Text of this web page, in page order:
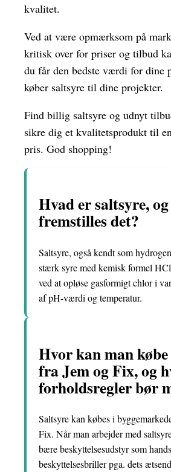
kvalitet.
Ved at være opmærksom på
kritisk over for priser og tilbud
du får den bedste værdi for dine
køber saltsyre til dine projekter.
Find billig saltsyre og udnyt
sikre dig et kvalitetsprodukt til
pris. God shopping!
Hvad er saltsyre,
fremstilles det?
Saltsyre, også kendt som
stærk syre med kemisk formel
ved at opløse gasformigt chlor i
af pH-værdi og temperatur.
Hvor kan man
fra Jem og Fix, og
forholdsregler bør
Saltsyre kan købes i
Fix. Når man arbejder med
bære beskyttelsesudstyr som
beskyttelsesbriller pga. dets